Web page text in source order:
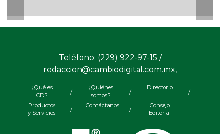
Teléfono: (229) 922-97-15 /
redaccion@cambiodigital.com.mx,
¿Qué es
CD?
/
¿Quiénes
somos?
/
Directorio
/
Productos
y Servicios
/
Contáctanos
/
Consejo
Editorial